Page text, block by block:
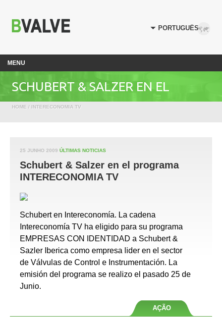
MENU
SCHUBERT & SALZER EN EL
HOME / INTERECONOMIA TV
25 JUNHO 2009 ÚLTIMAS NOTICIAS
Schubert & Salzer en el programa
INTERECONOMIA TV
Schubert en Intereconomía. La cadena
Intereconomía TV ha eligido para su programa
EMPRESAS CON IDENTIDAD a Schubert &
Sazler Iberica como empresa lider en el sector
de Válvulas de Control e Instrumentación. La
emisión del programa se realizo el pasado 25 de
Junio.
AÇÃO